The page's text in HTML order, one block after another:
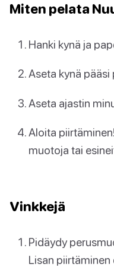
Miten pelata
Hanki kynä ja
Aseta kynä pääsi
Aseta ajastin
Aloita
muotoja tai
Vinkkejä
Pidäydy
Lisan